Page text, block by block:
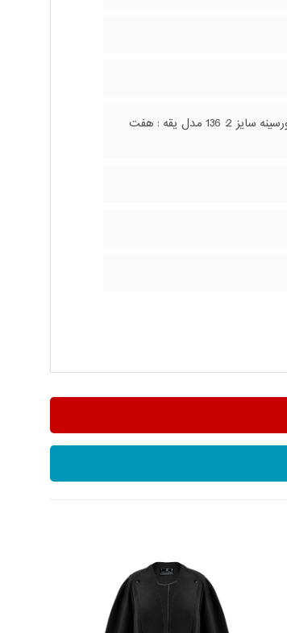
جنس پارچه: بابوس سایزبندی: 1 و 2 سایز 1 مناسب: 38 تا 42 سایز 2 مناسب: 44 تا 48 دور سینه سایز 1: 128 دورسینه سایز 2: 136 مدل یقه : هفت